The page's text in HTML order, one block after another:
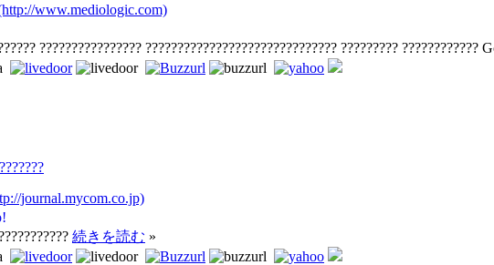
www.mediologic.com)
???????????????? ?????????????????????????????? ????????? ????????????
journal.mycom.co.jp)
続きを読む »